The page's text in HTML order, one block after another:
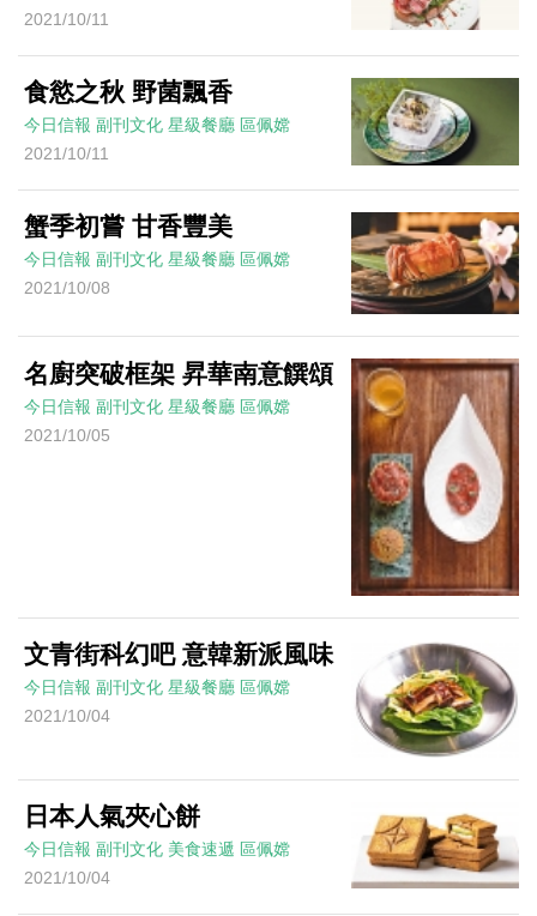
2021/10/11
食慾之秋 野菌飄香
今日信報 副刊文化 星級餐廳 區佩嫦
2021/10/11
蟹季初嘗 甘香豐美
今日信報 副刊文化 星級餐廳 區佩嫦
2021/10/08
名廚突破框架 昇華南意饌頌
今日信報 副刊文化 星級餐廳 區佩嫦
2021/10/05
文青街科幻吧 意韓新派風味
今日信報 副刊文化 星級餐廳 區佩嫦
2021/10/04
日本人氣夾心餅
今日信報 副刊文化 美食速遞 區佩嫦
2021/10/04